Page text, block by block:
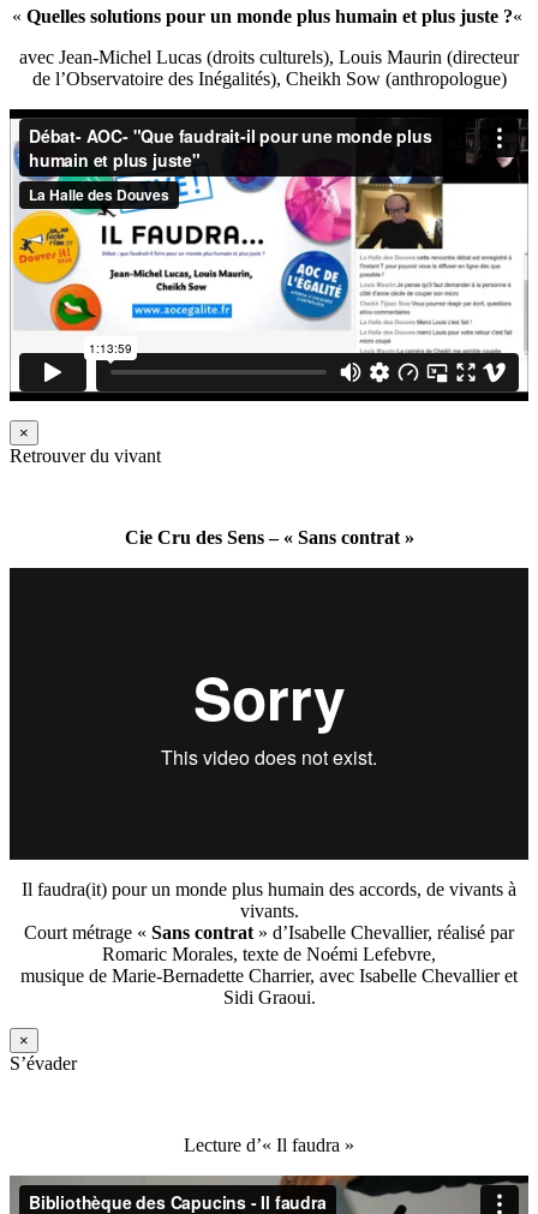
« Quelles solutions pour un monde plus humain et plus juste ?«
avec Jean-Michel Lucas (droits culturels), Louis Maurin (directeur
de l’Observatoire des Inégalités), Cheikh Sow (anthropologue)
×
Retrouver du vivant
Cie Cru des Sens – « Sans contrat »
Il faudra(it) pour un monde plus humain des accords, de vivants à
vivants.
Court métrage « Sans contrat » d’Isabelle Chevallier, réalisé par
Romaric Morales, texte de Noémi Lefebvre,
musique de Marie-Bernadette Charrier, avec Isabelle Chevallier et
Sidi Graoui.
×
S’évader
Lecture d’« Il faudra »